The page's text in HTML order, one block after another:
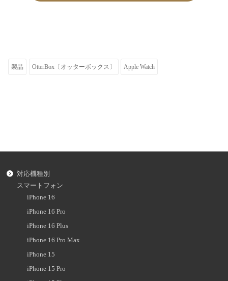
製品 OtterBox〔オッターボックス〕 Apple Watch
対応機種別
スマートフォン
iPhone 16
iPhone 16 Pro
iPhone 16 Plus
iPhone 16 Pro Max
iPhone 15
iPhone 15 Pro